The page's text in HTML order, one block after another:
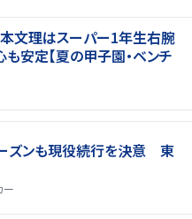
文理はスーパー1年生右腕
安定【夏の甲子園・ベンチ
ズンも現役続行を決意 東
ー